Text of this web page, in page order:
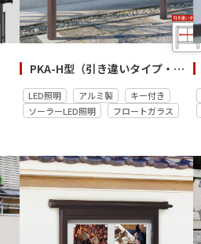
PKA-H型（引き違いタイプ・和風／自立）
LED照明 アルミ製
キー付き
ソーラーLED照明
フロートガラス